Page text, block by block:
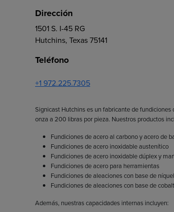
Dirección
1501 S. I-45 RG
Hutchins, Texas 75141
Teléfono
+1 972.225.7305
Signicast Hutchins es un fabricante de
onza a 200 libras por pieza. Nuestros productos
Fundiciones de acero al carbono y acero de
Fundiciones de acero inoxidable austenítico
Fundiciones de acero inoxidable dúplex y
Fundiciones de acero para herramientas
Fundiciones de aleaciones con base de níquel
Fundiciones de aleaciones con base de
Además, nuestras capacidades internas incluyen: